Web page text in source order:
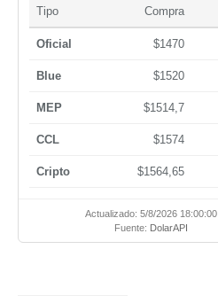
Tipo Compra
Oficial $1470
Blue $1520
MEP $1514,7
CCL $1574
Cripto $1564,65
Actualizado: 5/8/2026 18:00:00
Fuente: DolarAPI